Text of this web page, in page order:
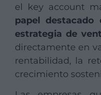
el key account
papel
estrategia de
directamente en
rentabilidad, la
crecimiento